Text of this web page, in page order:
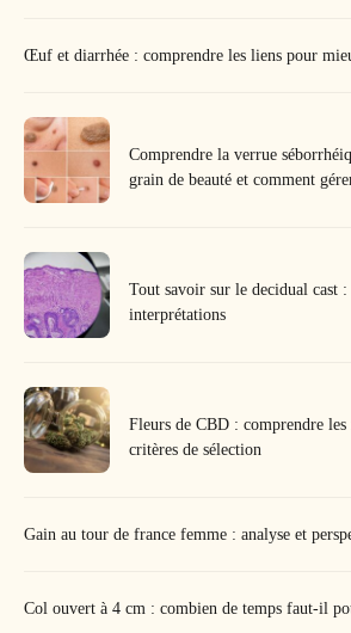
Œuf et diarrhée : comprendre les liens pour
Comprendre la verrue
grain de beauté et comment
Tout savoir sur le decidual cast
interprétations
Fleurs de CBD : comprendre
critères de sélection
Gain au tour de france femme : analyse et
Col ouvert à 4 cm : combien de temps faut-il